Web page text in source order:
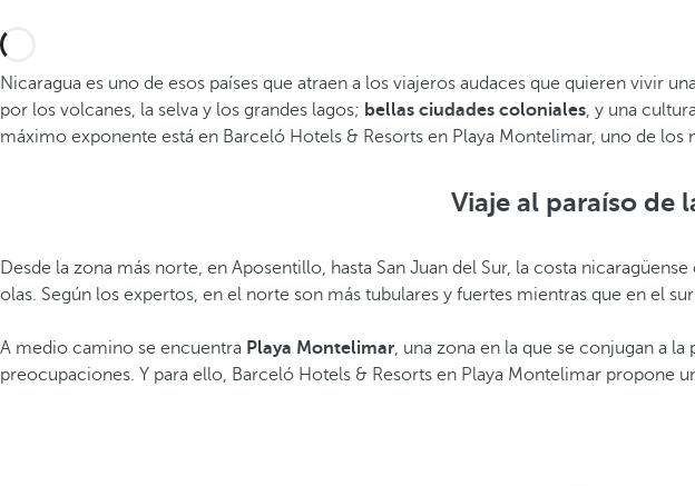
Nicaragua es uno de esos países que atraen a los viajeros audaces que quieren vivir
por los volcanes, la selva y los grandes lagos; bellas ciudades coloniales, y una
máximo exponente está en Barceló Hotels & Resorts en Playa Montelimar, uno de
Viaje al paraíso de
Desde la zona más norte, en Aposentillo, hasta San Juan del Sur, la costa
olas. Según los expertos, en el norte son más tubulares y fuertes mientras que en el
A medio camino se encuentra Playa Montelimar, una zona en la que se conjugan a
preocupaciones. Y para ello, Barceló Hotels & Resorts en Playa Montelimar propone